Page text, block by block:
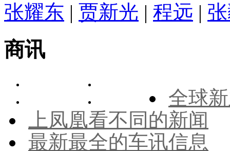
张耀东 | 贾新光 | 程远 |
商讯
全球
上凤凰看不同的新闻
最新最全的车讯信息